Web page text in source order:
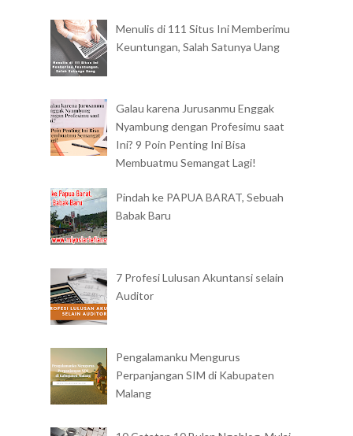
Menulis di 111 Situs Ini Memberimu
Keuntungan, Salah Satunya Uang
Galau karena Jurusanmu Enggak
Nyambung dengan Profesimu saat
Ini? 9 Poin Penting Ini Bisa
Membuatmu Semangat Lagi!
Pindah ke PAPUA BARAT, Sebuah
Babak Baru
7 Profesi Lulusan Akuntansi selain
Auditor
Pengalamanku Mengurus
Perpanjangan SIM di Kabupaten
Malang